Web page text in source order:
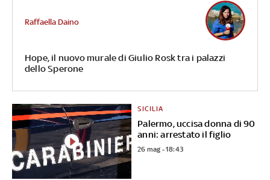
Hope, il nuovo murale di Giulio Rosk tra i palazzi
dello Sperone
Raffaella Daino
Palermo, uccisa donna di 90
anni: arrestato il figlio
SICILIA
26 mag - 18:43